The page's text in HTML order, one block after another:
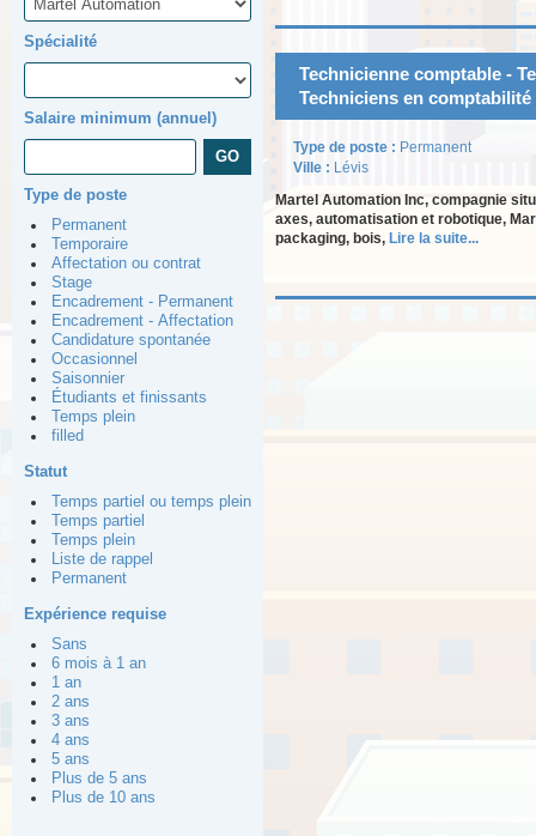
Spécialité
Salaire minimum (annuel)
Type de poste
Permanent
Temporaire
Affectation ou contrat
Stage
Encadrement - Permanent
Encadrement - Affectation
Candidature spontanée
Occasionnel
Saisonnier
Étudiants et finissants
Temps plein
filled
Statut
Temps partiel ou temps plein
Temps partiel
Temps plein
Liste de rappel
Permanent
Expérience requise
Sans
6 mois à 1 an
1 an
2 ans
3 ans
4 ans
5 ans
Plus de 5 ans
Plus de 10 ans
Technicienne comptable -
Techniciens en comptabilité
Type de poste : Permanent
Ville : Lévis
Martel Automation Inc, compagnie
axes, automatisation et robotique,
packaging, bois, Lire la suite...